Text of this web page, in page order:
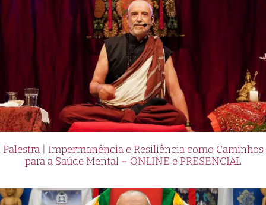
Palestra | Impermanência e Resiliência como Caminhos
para a Saúde Mental – ONLINE e PRESENCIAL